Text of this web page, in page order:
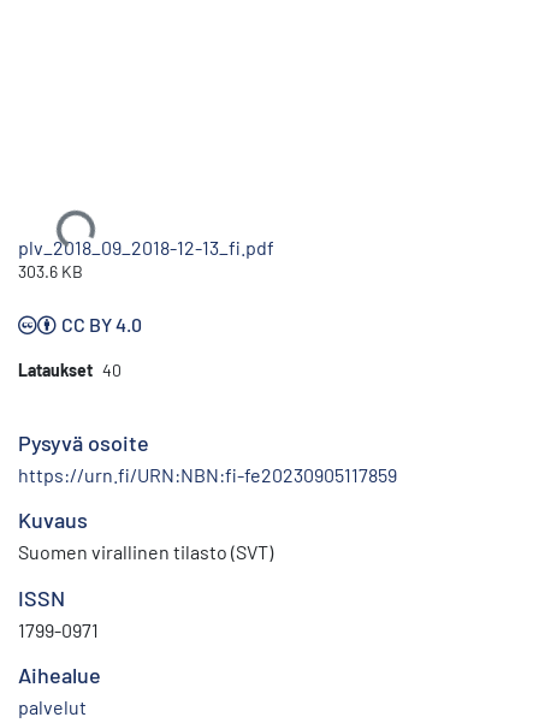
Ladataan...
plv_2018_09_2018-12-13_fi.pdf
303.6 KB
CC BY 4.0
Lataukset 40
Pysyvä osoite
https://urn.fi/URN:NBN:fi-fe20230905117859
Kuvaus
Suomen virallinen tilasto (SVT)
ISSN
1799-0971
Aihealue
palvelut